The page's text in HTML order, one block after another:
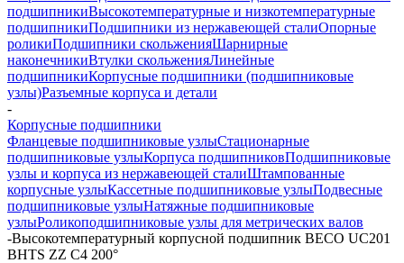
подшипникиВысокотемпературные и низкотемпературные
подшипникиПодшипники из нержавеющей сталиОпорные
роликиПодшипники скольженияШарнирные
наконечникиВтулки скольженияЛинейные
подшипникиКорпусные подшипники (подшипниковые
узлы)Разъемные корпуса и детали
-
Корпусные подшипники
Фланцевые подшипниковые узлыСтационарные
подшипниковые узлыКорпуса подшипниковПодшипниковые
узлы и корпуса из нержавеющей сталиШтампованные
корпусные узлыКассетные подшипниковые узлыПодвесные
подшипниковые узлыНатяжные подшипниковые
узлыРоликоподшипниковые узлы для метрических валов
-Высокотемпературный корпусной подшипник BECO UC201
BHTS ZZ C4 200°